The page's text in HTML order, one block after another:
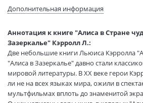
Язык текста:
русский
Перевод:
Демурова Н.
Тип обложки:
Мягкая обложка
Формат:
75х100 1/32
Размеры в мм
(ДхШхВ):
180x115x16
Вес:
200 гр.
Страниц:
416
Дополнительная информация
Аннотация к книге "Алиса в Стране
Зазеркалье" Кэрролл Л.:
Две небольшие книги Льюиса Кэрролла
"Алиса в Зазеркалье" давно стали
мировой литературы. В XX веке герои
ли не на всех языках мира, ожили в
мультфильмах вплоть до знаменитой